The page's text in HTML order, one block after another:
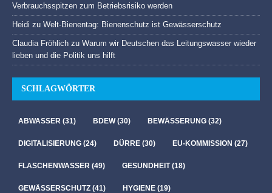
Verbrauchsspitzen zum Betriebsrisiko werden
Heidi zu Welt-Bienentag: Bienenschutz ist Gewässerschutz
Claudia Fröhlich zu Warum wir Deutschen das Leitungswasser wieder
lieben und die Politik uns hilft
SCHLAGWÖRTER
ABWASSER (31) BDEW(30) BEWÄSSERUNG (32)
DIGITALISIERUNG (24) DÜRRE (30) EU-KOMMISSION (27)
FLASCHENWASSER (49) GESUNDHEIT(18)
GEWÄSSERSCHUTZ (41) HYGIENE (19)